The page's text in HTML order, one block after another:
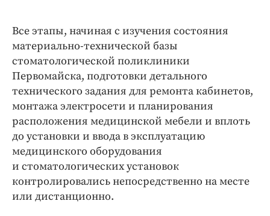
Все этапы, начиная с изучения состояния
материально-­технической базы
стоматологической поликлиники
Первомайска, подготовки детального
технического задания для ремонта кабинетов,
монтажа электросети и планирования
расположения медицинской мебели и вплоть
до установки и ввода в эксплуатацию
медицинского оборудования
и стоматологических установок
контролировались непосредственно на месте
или дистанционно.